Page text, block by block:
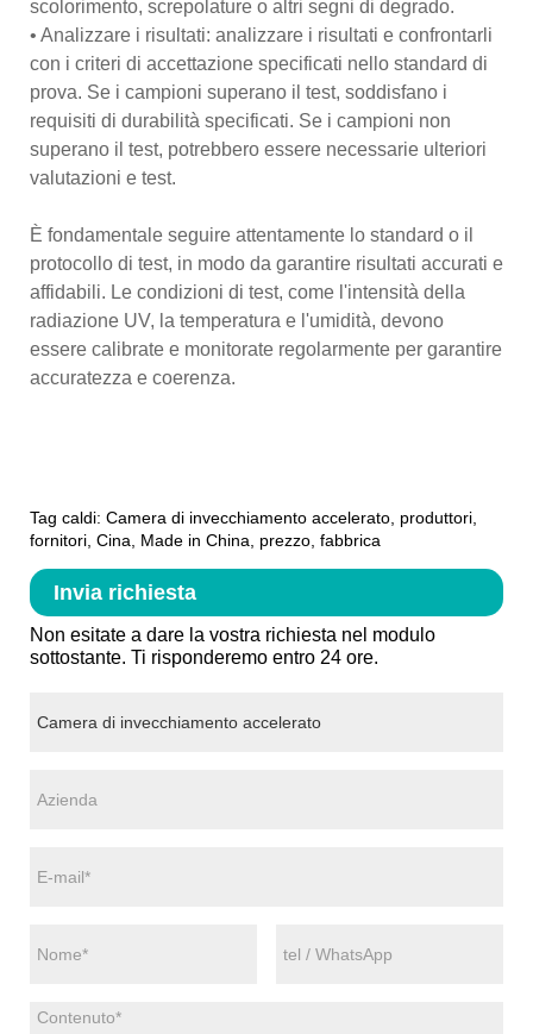
scolorimento, screpolature o altri segni di degrado.
• Analizzare i risultati: analizzare i risultati e confrontarli
con i criteri di accettazione specificati nello standard di
prova. Se i campioni superano il test, soddisfano i
requisiti di durabilità specificati. Se i campioni non
superano il test, potrebbero essere necessarie ulteriori
valutazioni e test.
È fondamentale seguire attentamente lo standard o il
protocollo di test, in modo da garantire risultati accurati e
affidabili. Le condizioni di test, come l'intensità della
radiazione UV, la temperatura e l'umidità, devono
essere calibrate e monitorate regolarmente per garantire
accuratezza e coerenza.
Tag caldi: Camera di invecchiamento accelerato, produttori,
fornitori, Cina, Made in China, prezzo, fabbrica
Invia richiesta
Non esitate a dare la vostra richiesta nel modulo
sottostante. Ti risponderemo entro 24 ore.